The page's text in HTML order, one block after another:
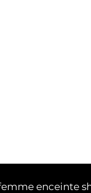
enceinte